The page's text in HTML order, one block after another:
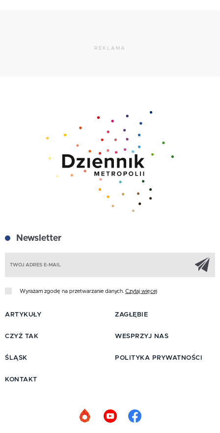
REKLAMA
Newsletter
Wyrażam zgodę na przetwarzanie danych. Czytaj więcej
ARTYKUŁY
CZYŻ TAK
ŚLĄSK
ZAGŁĘBIE
WESPRZYJ NAS
POLITYKA PRYWATNOŚCI
KONTAKT